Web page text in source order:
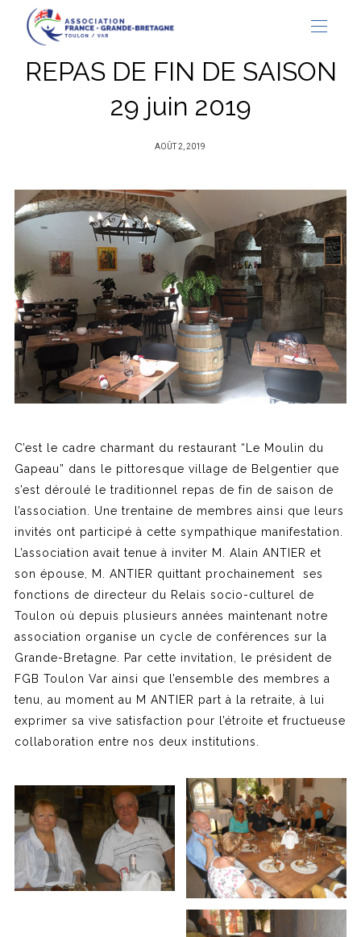
REPAS DE FIN DE SAISON
29 juin 2019
PUBLIÉ
AOÛT 2, 2019
C’est le cadre charmant du restaurant “Le Moulin du
Gapeau” dans le pittoresque village de Belgentier que
s’est déroulé le traditionnel repas de fin de saison de
l’association. Une trentaine de membres ainsi que leurs
invités ont participé à cette sympathique manifestation.
L’association avait tenue à inviter M. Alain ANTIER et
son épouse, M. ANTIER quittant prochainement ses
fonctions de directeur du Relais socio-culturel de
Toulon où depuis plusieurs années maintenant notre
association organise un cycle de conférences sur la
Grande-Bretagne. Par cette invitation, le président de
FGB Toulon Var ainsi que l’ensemble des membres a
tenu, au moment au M ANTIER part à la retraite, à lui
exprimer sa vive satisfaction pour l’étroite et fructueuse
collaboration entre nos deux institutions.